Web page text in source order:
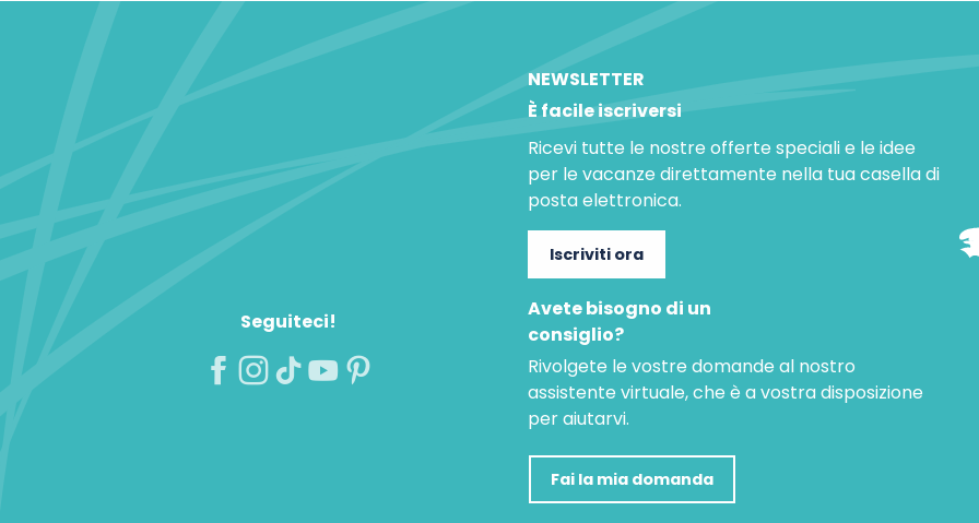
Seguiteci!
NEWSLETTER
È facile iscriversi
Ricevi tutte le nostre offerte speciali e le idee
per le vacanze direttamente nella tua casella di
posta elettronica.
Iscriviti ora
Avete bisogno di un
consiglio?
Rivolgete le vostre domande al nostro
assistente virtuale, che è a vostra disposizione
per aiutarvi.
Fai la mia domanda